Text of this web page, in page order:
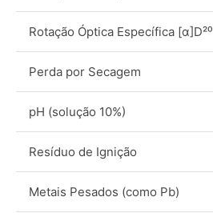
Rotação Óptica Específica [α]D²⁰
Perda por Secagem
pH (solução 10%)
Resíduo de Ignição
Metais Pesados (como Pb)